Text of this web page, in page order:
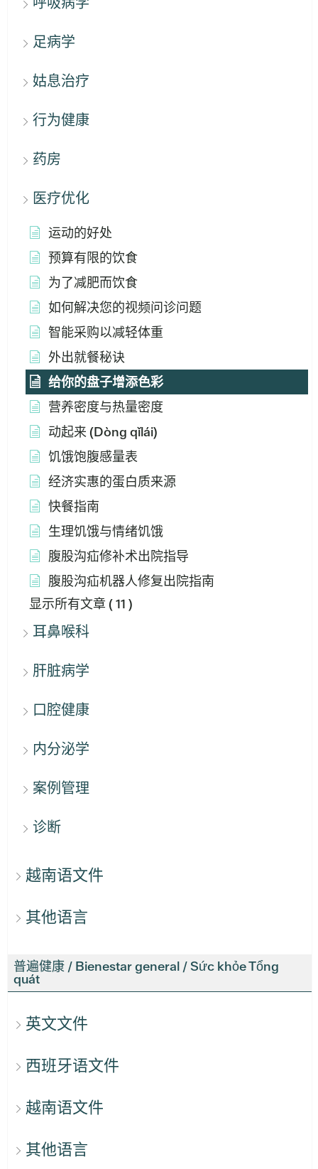
足病学
姑息治疗
行为健康
药房
医疗优化
运动的好处
预算有限的饮食
为了减肥而饮食
如何解决您的视频问诊问题
智能采购以减轻体重
外出就餐秘诀
给你的盘子增添色彩
营养密度与热量密度
动起来 (Dòng qǐlái)
饥饿饱腹感量表
经济实惠的蛋白质来源
快餐指南
生理饥饿与情绪饥饿
腹股沟疝修补术出院指导
腹股沟疝机器人修复出院指南
显示所有文章 ( 11 )
耳鼻喉科
肝脏病学
口腔健康
内分泌学
案例管理
诊断
越南语文件
其他语言
普遍健康 / Bienestar general / Sức khỏe Tổng
quát
英文文件
西班牙语文件
越南语文件
其他语言